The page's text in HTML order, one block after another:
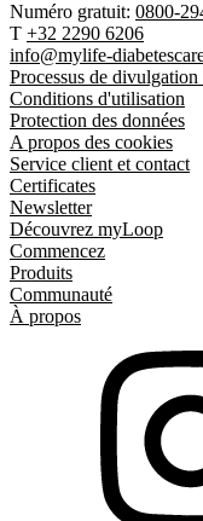
Numéro gratuit: 0800-
T +32 2290 6206
info@mylife-
Processus de
Conditions d'utilisation
Protection des données
A propos des cookies
Service client et contact
Certificates
Newsletter
Découvrez myLoop
Commencez
Produits
Communauté
À propos